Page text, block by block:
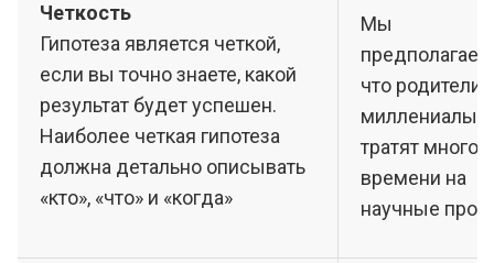
Четкость
Гипотеза является четкой,
если вы точно знаете, какой
результат будет успешен.
Наиболее четкая гипотеза
должна детально описывать
«кто», «что» и «когда»
Мы
что родители-
миллениалы
тратят много
времени на
научные